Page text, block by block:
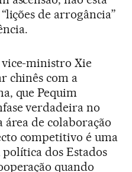
de arrogância”
vice-ministro Xie
chinês com a
que Pequim
verdadeira no
área de colaboração
competitivo é uma
dos Estados
quando